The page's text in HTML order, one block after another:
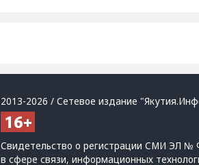
2013-2026 / Сетевое издание
Свидетельство о регистрации СМИ ЭЛ №
в сфере связи, информационных